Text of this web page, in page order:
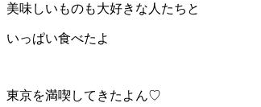
美味しいものも大好きな人たちと
いっぱい食べたよ
東京を満喫してきたよん♡